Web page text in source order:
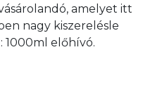
amelyet itt
nagy kiszerelésle
1000ml előhívó.